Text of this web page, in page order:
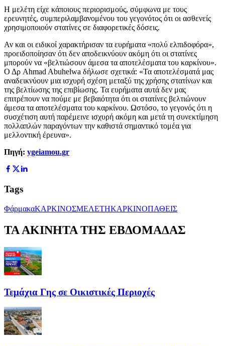
Η μελέτη είχε κάποιους περιορισμούς, σύμφωνα με τους
ερευνητές, συμπεριλαμβανομένου του γεγονότος ότι οι ασθενείς
χρησιμοποιούν στατίνες σε διαφορετικές δόσεις.
Αν και οι ειδικοί χαρακτήρισαν τα ευρήματα «πολύ ελπιδοφόρα»,
προειδοποίησαν ότι δεν αποδεικνύουν ακόμη ότι οι στατίνες
μπορούν να «βελτιώσουν άμεσα τα αποτελέσματα του καρκίνου».
Ο Δρ Ahmad Abuhelwa δήλωσε σχετικά: «Τα αποτελέσματά μας
αναδεικνύουν μια ισχυρή σχέση μεταξύ της χρήσης στατίνων και
της βελτίωσης της επιβίωσης. Τα ευρήματα αυτά δεν μας
επιτρέπουν να πούμε με βεβαιότητα ότι οι στατίνες βελτιώνουν
άμεσα τα αποτελέσματα του καρκίνου. Ωστόσο, το γεγονός ότι η
συσχέτιση αυτή παρέμεινε ισχυρή ακόμη και μετά τη συνεκτίμηση
πολλαπλών παραγόντων την καθιστά σημαντικό τομέα για
μελλοντική έρευνα».
Πηγή: ygeiamou.gr
Tags
ΦάρμακαΚΑΡΚΙΝΟΣΜΕΛΕΤΗΚΑΡΚΙΝΟΠΑΘΕΙΣ
ΤΑ ΑΚΙΝΗΤΑ ΤΗΣ ΕΒΔΟΜΑΔΑΣ
Τεμάχια Γης σε Οικιστικές Περιοχές